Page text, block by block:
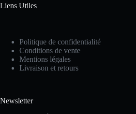
Liens Utiles
Politique de confidentialité
Conditions de vente
Mentions légales
Livraison et retours
Newsletter